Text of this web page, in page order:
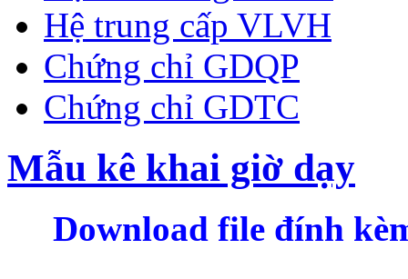
Hệ trung cấp VLVH
Chứng chỉ GDQP
Chứng chỉ GDTC
Mẫu kê khai giờ dạy
Download file đính